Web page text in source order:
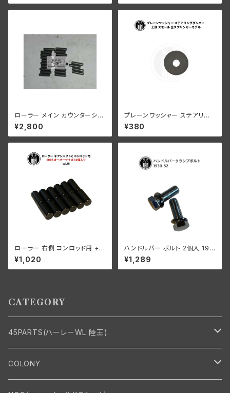
メッキ
キ
ローラー メイン カウンターシャ
フト 0004" オーバーサイズ 24
個 ハーレーダビッドソン
¥2,800
プレーンワッシャー ステアリン
グダンパー 上側 スモール ハー
レーダビッドソン 全スプリンガ
ーモデル
¥380
ローラー 右側 コンロッド用 +0
006 オーバーサイズ 12個入り
ハーレーダビッドソン 1929-73
年 DL RL WL G エンジン
¥1,020
ハンドルバー ボルト 2個入 193
0-52年 亜鉛
¥1,289
CATEGORY
45PARTS(ハーレーWL 陸王)
エンジン
COLONY